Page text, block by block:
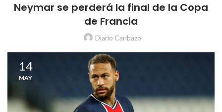
Neymar se perderá la final de la Copa
de Francia
Diario Caribazo
14
MAY